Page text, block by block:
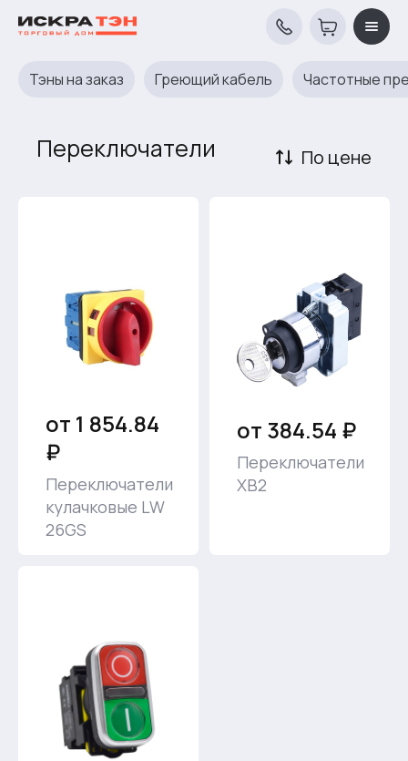
Тэны на заказ Греющий кабель Частотные
Переключатели По цене
от 1 854.84
₽
Переключатели
кулачковые LW
26GS
от 384.54 ₽
Переключатели
XB2